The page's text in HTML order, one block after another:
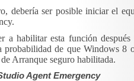
debería ser posible iniciar el
a habilitar esta función
probabilidad de que Windows 8
Arranque seguro habilitada.
Agent Emergency